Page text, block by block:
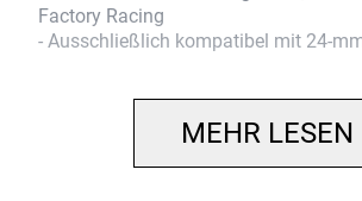
Factory Racing
- Ausschließlich kompatibel mit 24-
MEHR LESEN